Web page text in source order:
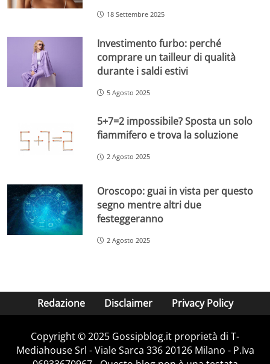
18 Settembre 2025
Investimento furbo: perché
comprare un tailleur di qualità
durante i saldi estivi
5 Agosto 2025
5+7=2 impossibile? Sposta un solo
fiammifero e trova la soluzione
2 Agosto 2025
Oroscopo: guai in vista per questo
segno mentre altri due
festeggeranno
2 Agosto 2025
Redazione Disclaimer Privacy Policy
Copyright © 2025 Gossipblog.it proprietà di T-
Mediahouse Srl - Viale Sarca 336 20126 Milano - P.Iva